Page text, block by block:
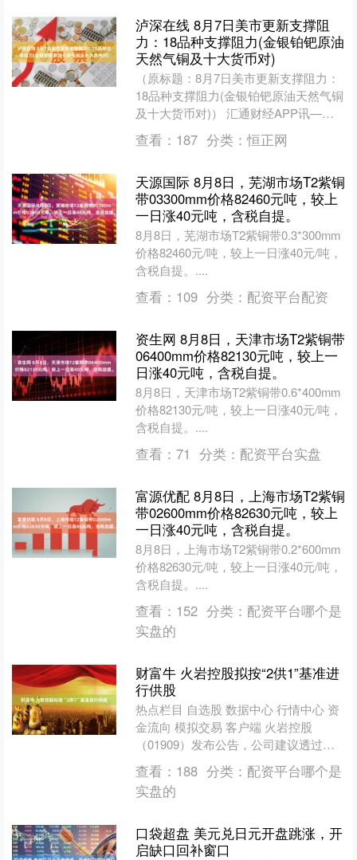
泸深在线 8月7日美市更新支撑阻
力：18品种支撑阻力(金银铂钯原油
天然气铜及十大货币对)
（原标题：8月7日美市更新支撑阻力：
18品种支撑阻力(金银铂钯原油天然气铜
及十大货币对)） 汇通财经APP讯——8
月7日美市更新的黄金、白银、铂金、钯
金、原油、....
查看： 187 分类：恒正网
天源国际 8月8日，芜湖市场T2紫铜
带03300mm价格82460元吨，较上
一日涨40元吨，含税自提。
8月8日，芜湖市场T2紫铜带0.3*300mm
价格82460元/吨，较上一日涨40元/吨，
含税自提。....
查看： 109 分类： 配资平台配资
资生网 8月8日，天津市场T2紫铜带
06400mm价格82130元吨，较上一
日涨40元吨，含税自提。
8月8日，天津市场T2紫铜带0.6*400mm
价格82130元/吨，较上一日涨40元/吨，
含税自提。....
查看： 71 分类： 配资平台实盘
富源优配 8月8日，上海市场T2紫铜
带02600mm价格82630元吨，较上
一日涨40元吨，含税自提。
8月8日，上海市场T2紫铜带0.2*600mm
价格82630元/吨，较上一日涨40元/吨，
含税自提。....
查看： 152 分类： 配资平台哪个是
实盘的
财富牛 火岩控股拟按“2供1”基准进
行供股
热点栏目 自选股 数据中心 行情中心 资
金流向 模拟交易 客户端 火岩控股
（01909）发布公告，公司建议透过按
于记录日期每持有2股股份获发1股供股
股份之基准，....
查看： 188 分类： 配资平台哪个是
实盘的
口袋超盘 美元兑日元开盘跳涨，开
启缺口回补窗口